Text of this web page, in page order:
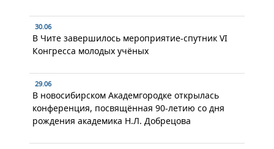
30.06
В Чите завершилось мероприятие-спутник VI
Конгресса молодых учёных
29.06
В новосибирском Академгородке открылась
конференция, посвящённая 90-летию со дня
рождения академика Н.Л. Добрецова